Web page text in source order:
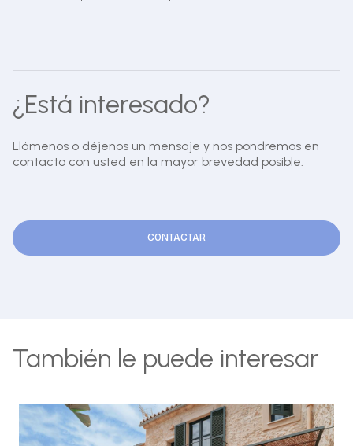
¿Está interesado?
Llámenos o déjenos un mensaje y nos pondremos en
contacto con usted en la mayor brevedad posible.
CONTACTAR
También le puede interesar